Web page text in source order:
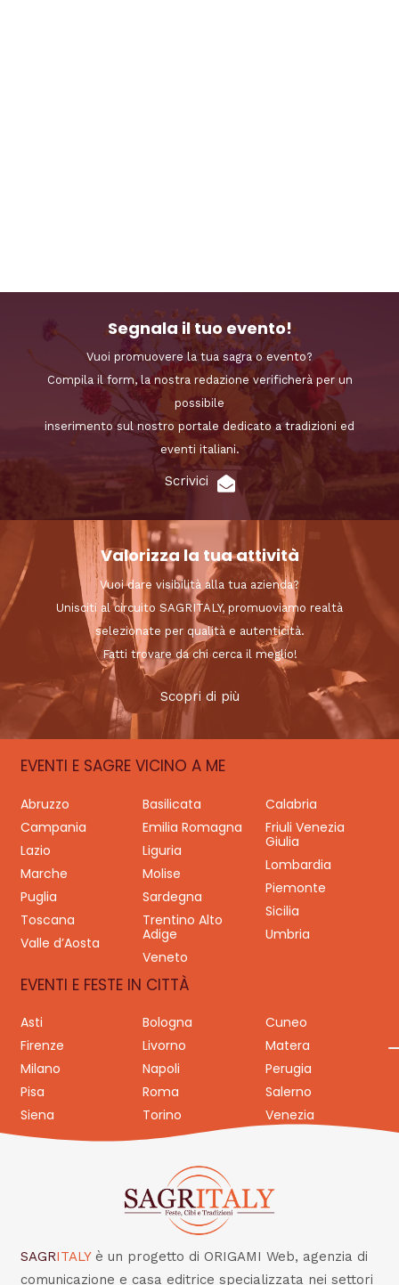
Segnala il tuo evento!
Vuoi promuovere la tua sagra o evento?
Compila il form, la nostra redazione verificherà per un
possibile
inserimento sul nostro portale dedicato a tradizioni ed
eventi italiani.
Scrivici
Valorizza la tua attività
Vuoi dare visibilità alla tua azienda?
Unisciti al circuito SAGRITALY, promuoviamo realtà
selezionate per qualità e autenticità.
Fatti trovare da chi cerca il meglio!
Scopri di più
EVENTI E SAGRE VICINO A ME
Abruzzo Basilicata
Calabria
Campania
Emilia Romagna
Friuli Venezia
Giulia
Lazio
Liguria
Lombardia
Marche
Molise
Piemonte
Puglia
Sardegna
Sicilia
Toscana
Trentino Alto
Adige
Umbria
Valle d’Aosta
Veneto
EVENTI E FESTE IN CITTÀ
Asti Bologna
Cuneo
Firenze
Livorno
Matera
Milano
Napoli
Perugia
Pisa
Roma
Salerno
Siena
Torino Venezia
SAGRITALY è un progetto di ORIGAMI Web, agenzia di
comunicazione e casa editrice specializzata nei settori